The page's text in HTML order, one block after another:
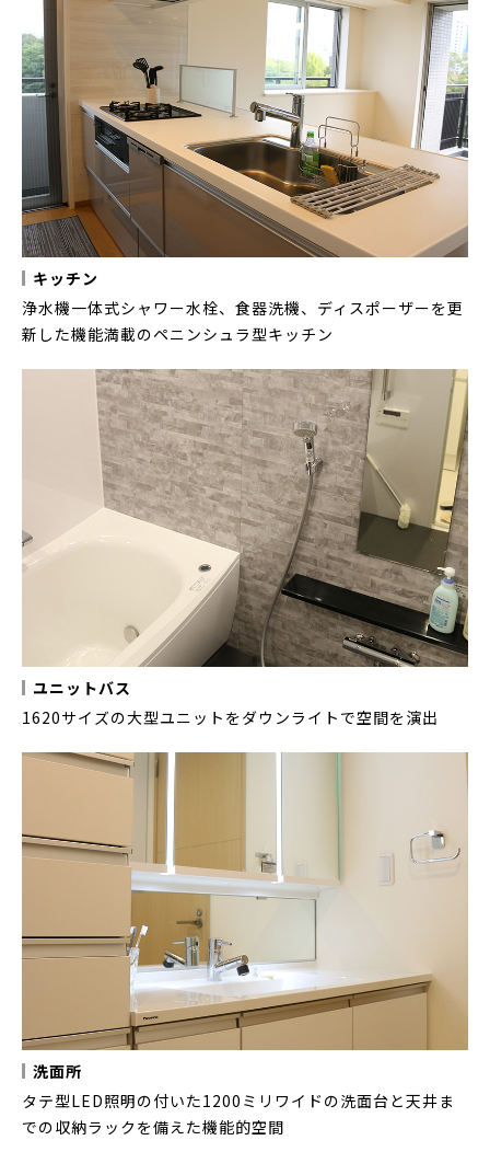
キッチン
浄水機一体式シャワー水栓、食器洗機、ディスポーザーを更
新した機能満載のペニンシュラ型キッチン
ユニットバス
1620サイズの大型ユニットをダウンライトで空間を演出
洗面所
タテ型LED照明の付いた1200ミリワイドの洗面台と天井ま
での収納ラックを備えた機能的空間